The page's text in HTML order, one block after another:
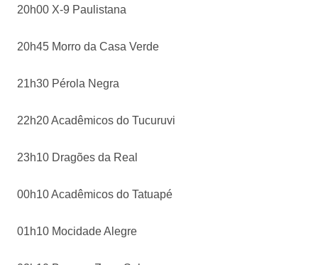
20h00 X-9 Paulistana
20h45 Morro da Casa Verde
21h30 Pérola Negra
22h20 Acadêmicos do Tucuruvi
23h10 Dragões da Real
00h10 Acadêmicos do Tatuapé
01h10 Mocidade Alegre